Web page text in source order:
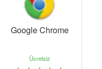
Google Chrome
Ücretsiz